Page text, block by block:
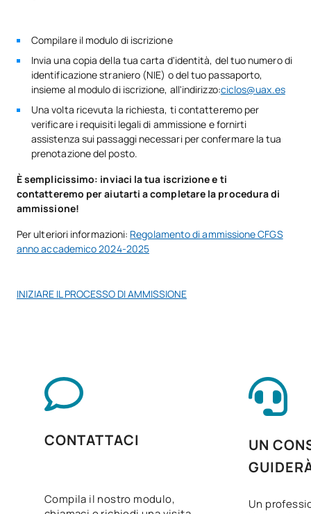
settori produttivi
V0220215
La sostenibilità applicata al
sistema produttivo
OB
V0220217
Progetto intermodulare per
l'assistenza all'infanzia
OB 5
V0220218 FFE1 OB
TOTALE:
Elenco delle materie opzionali
Codice Soggetti Carattere* ECTS
Compilare il modulo di iscrizione
Invia una copia della tua carta d'identità, del tuo numero di
identificazione straniero (NIE) o del tuo passaporto,
insieme al modulo di iscrizione, all'indirizzo:ciclos@uax.es
Una volta ricevuta la richiesta, ti contatteremo per
verificare i requisiti legali di ammissione e fornirti
assistenza sui passaggi necessari per confermare la tua
prenotazione del posto.
È semplicissimo: inviaci la tua iscrizione e ti
contatteremo per aiutarti a completare la procedura di
ammissione!
Per ulteriori informazioni: Regolamento di ammissione CFGS
anno accademico 2024-2025
INIZIARE IL PROCESSO DI AMMISSIONE
CONTATTACI
Compila il nostro modulo,
UN
Un